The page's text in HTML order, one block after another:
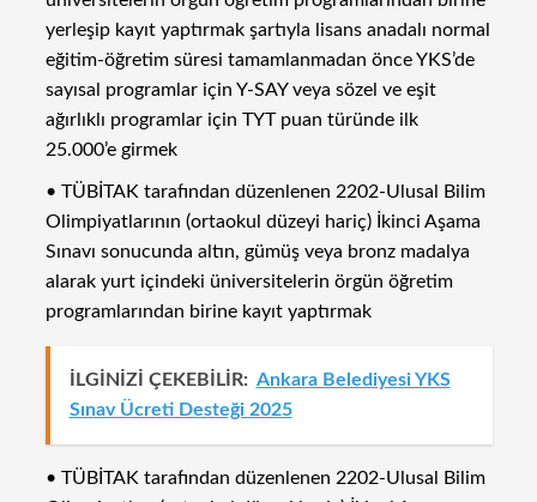
yerleşip kayıt yaptırmak şartıyla lisans anadalı normal
eğitim-öğretim süresi tamamlanmadan önce YKS’de
sayısal programlar için Y-SAY veya sözel ve eşit
ağırlıklı programlar için TYT puan türünde ilk
25.000’e girmek
• TÜBİTAK tarafından düzenlenen 2202-Ulusal Bilim
Olimpiyatlarının (ortaokul düzeyi hariç) İkinci Aşama
Sınavı sonucunda altın, gümüş veya bronz madalya
alarak yurt içindeki üniversitelerin örgün öğretim
programlarından birine kayıt yaptırmak
İLGİNİZİ ÇEKEBİLİR: Ankara Belediyesi YKS
Sınav Ücreti Desteği 2025
• TÜBİTAK tarafından düzenlenen 2202-Ulusal Bilim